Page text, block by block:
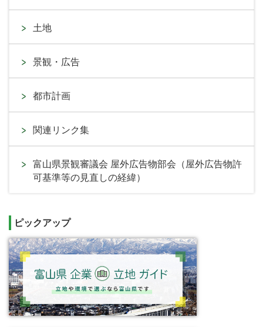
土地
景観・広告
都市計画
関連リンク集
富山県景観審議会 屋外広告物部会（屋外広告物許
可基準等の見直しの経緯）
ピックアップ